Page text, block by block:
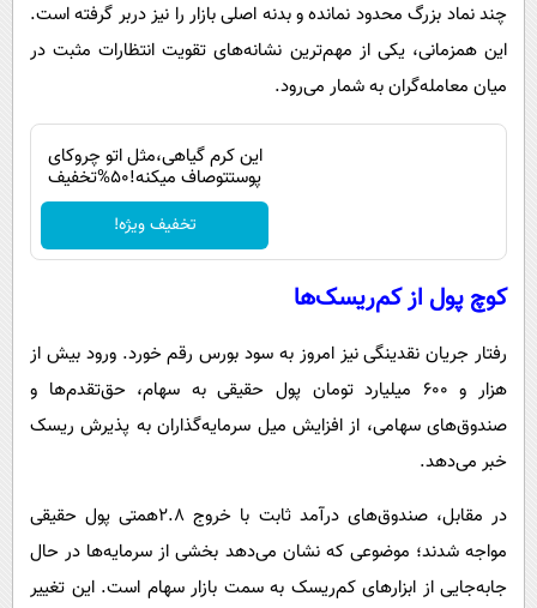
چند نماد بزرگ محدود نمانده و بدنه اصلی بازار را نیز دربر گرفته است.
این همزمانی، یکی از مهم‌ترین نشانه‌های تقویت انتظارات مثبت در
میان معامله‌گران به شمار می‌رود.
این کرم گیاهی،مثل اتو چروکای
پوستتوصاف میکنه!50%تخفیف
تخفیف ویژه!
کوچ پول از کم‌ریسک‌ها
رفتار جریان نقدینگی نیز امروز به سود بورس رقم خورد. ورود بیش از
هزار و 600 میلیارد تومان پول حقیقی به سهام، حق‌تقدم‌ها و
صندوق‌های سهامی، از افزایش میل سرمایه‌گذاران به پذیرش ریسک
خبر می‌دهد.
در مقابل، صندوق‌های درآمد ثابت با خروج 2.8همتی پول حقیقی
مواجه شدند؛ موضوعی که نشان می‌دهد بخشی از سرمایه‌ها در حال
جابه‌جایی از ابزارهای کم‌ریسک به سمت بازار سهام است. این تغییر